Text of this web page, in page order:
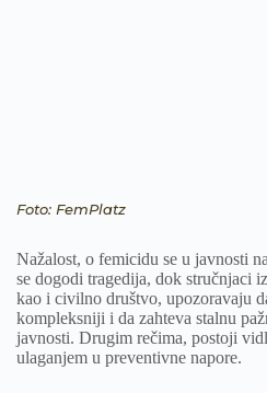
Foto: FemPlatz
Nažalost, o femicidu se u javnosti
se dogodi tragedija, dok stručnjaci
kao i civilno društvo, upozoravaju
kompleksniji i da zahteva stalnu
javnosti. Drugim rečima, postoji
ulaganjem u preventivne napore.